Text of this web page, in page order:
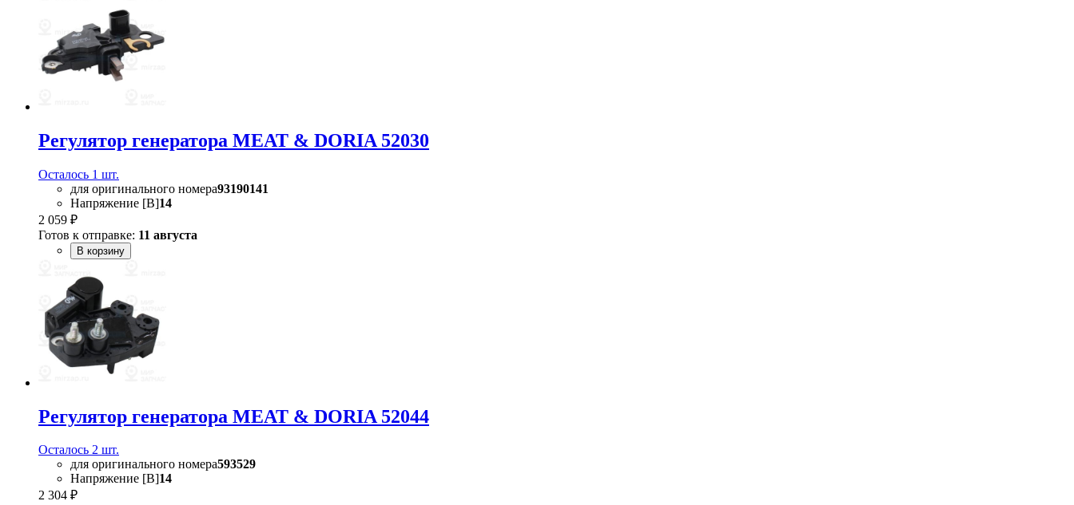
Регулятор генератора MEAT & DORIA 52030
Осталось 1 шт.
для оригинального номера93190141
Напряжение [В]14
2 059 ₽
Готов к отправке: 11 августа
В корзину
Регулятор генератора MEAT & DORIA 52044
Осталось 2 шт.
для оригинального номера593529
Напряжение [В]14
2 304 ₽